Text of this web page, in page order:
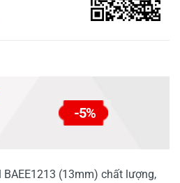
-5%
(13mm) chất lượng,